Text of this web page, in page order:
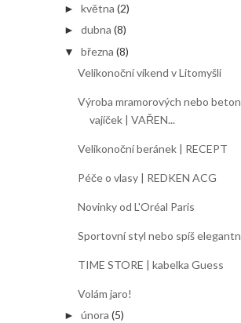
► května (2)
► dubna (8)
▼ března (8)
Velikonoční víkend v Litomyšli
Výroba mramorových nebo
vajíček | VAŘEN...
Velikonoční beránek | RECEPT
Péče o vlasy | REDKEN ACG
Novinky od L'Oréal Paris
Sportovní styl nebo spíš
TIME STORE | kabelka Guess
Volám jaro!
► února (5)